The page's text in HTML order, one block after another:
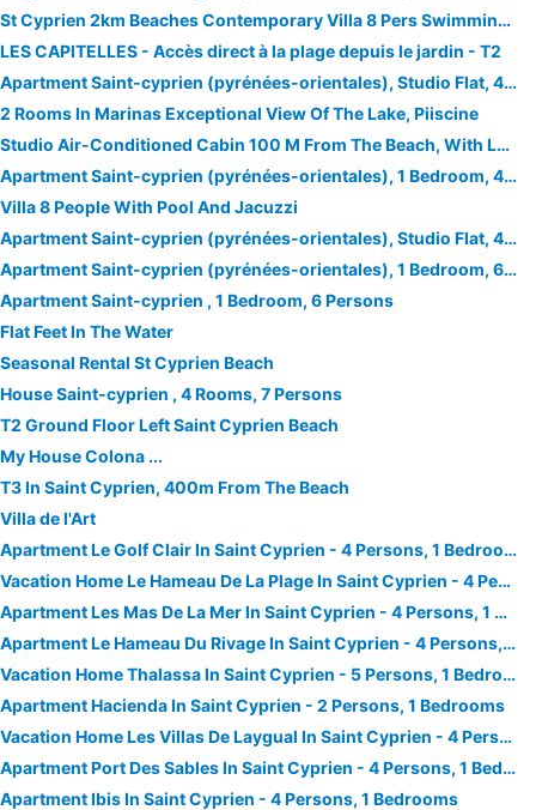
St Cyprien 2km Beaches Contemporary Villa 8 Pers Swimming Pool Private Garden
LES CAPITELLES - Accès direct à la plage depuis le jardin - T2
Apartment Saint-cyprien (pyrénées-orientales), Studio Flat, 4 Persons
2 Rooms In Marinas Exceptional View Of The Lake, Piiscine
Studio Air-Conditioned Cabin 100 M From The Beach, With Lagoon View, Swimming Pool
Apartment Saint-cyprien (pyrénées-orientales), 1 Bedroom, 4 Persons
Villa 8 People With Pool And Jacuzzi
Apartment Saint-cyprien (pyrénées-orientales), Studio Flat, 4 Persons
Apartment Saint-cyprien (pyrénées-orientales), 1 Bedroom, 6 Persons
Apartment Saint-cyprien , 1 Bedroom, 6 Persons
Flat Feet In The Water
Seasonal Rental St Cyprien Beach
House Saint-cyprien , 4 Rooms, 7 Persons
T2 Ground Floor Left Saint Cyprien Beach
My House Colona ...
T3 In Saint Cyprien, 400m From The Beach
Villa de l'Art
Apartment Le Golf Clair In Saint Cyprien - 4 Persons, 1 Bedrooms
Vacation Home Le Hameau De La Plage In Saint Cyprien - 4 Persons, 1 Bedrooms
Apartment Les Mas De La Mer In Saint Cyprien - 4 Persons, 1 Bedrooms
Apartment Le Hameau Du Rivage In Saint Cyprien - 4 Persons, 1 Bedrooms
Vacation Home Thalassa In Saint Cyprien - 5 Persons, 1 Bedrooms
Apartment Hacienda In Saint Cyprien - 2 Persons, 1 Bedrooms
Vacation Home Les Villas De Laygual In Saint Cyprien - 4 Persons, 2 Bedrooms
Apartment Port Des Sables In Saint Cyprien - 4 Persons, 1 Bedrooms
Apartment Ibis In Saint Cyprien - 4 Persons, 1 Bedrooms